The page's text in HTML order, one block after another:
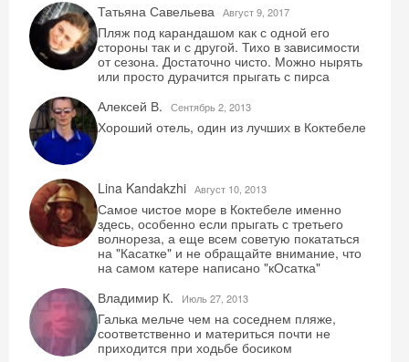
Татьяна Савельева Август 9, 2017
Пляж под карандашом как с одной его
стороны так и с другой. Тихо в зависимости
от сезона. Достаточно чисто. Можно нырять
или просто дурачится прыгать с пирса
Алексей В.
Сентябрь 2, 2013
Хороший отель, один из лучших в Коктебеле
Lina Kandakzhi Август 10, 2013
Самое чистое море в Коктебеле именно
здесь, особенно если прыгать с третьего
волнореза, а еще всем советую покататься
на "Касатке" и не обращайте внимание, что
на самом катере написано "кОсатка"
Владимир К.
Июль 27, 2013
Галька мельче чем на соседнем пляже,
соответственно и материться почти не
приходится при ходьбе босиком
Хочешь дешевле? Оставь почту и получи
промокод на первое бронирование!
Получить промокод